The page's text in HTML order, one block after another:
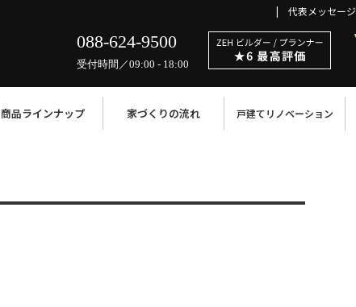
088-624-9500
受付時間／09:00 - 18:00
代表メッセージ
商品ラインナップ 家づくりの流れ 戸建てリノベーション